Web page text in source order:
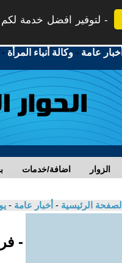
لتوفير افضل خدمة لكم
أخبار عامة -وكالة أنباء المرأة -
اضافة/خدمات الزوار
الصفحة الرئيسية - أخبار عامة -
-